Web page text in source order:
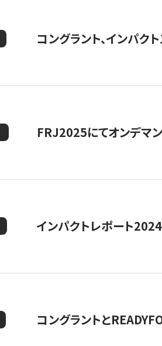
コングラント、インパ
FRJ2025にてオンデマ
インパクトレポート
コングラントと